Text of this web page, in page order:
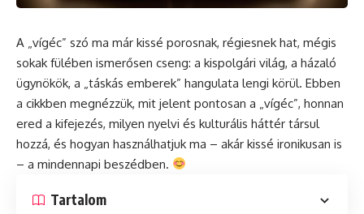
A „vígéc” szó ma már kissé porosnak, régiesnek hat, mégis
sokak fülében ismerősen cseng: a kispolgári világ, a házaló
ügynökök, a „táskás emberek” hangulata lengi körül. Ebben
a cikkben megnézzük, mit jelent pontosan a „vígéc”, honnan
ered a kifejezés, milyen nyelvi és kulturális háttér társul
hozzá, és hogyan használhatjuk ma – akár kissé ironikusan is
– a mindennapi beszédben.
Tartalom